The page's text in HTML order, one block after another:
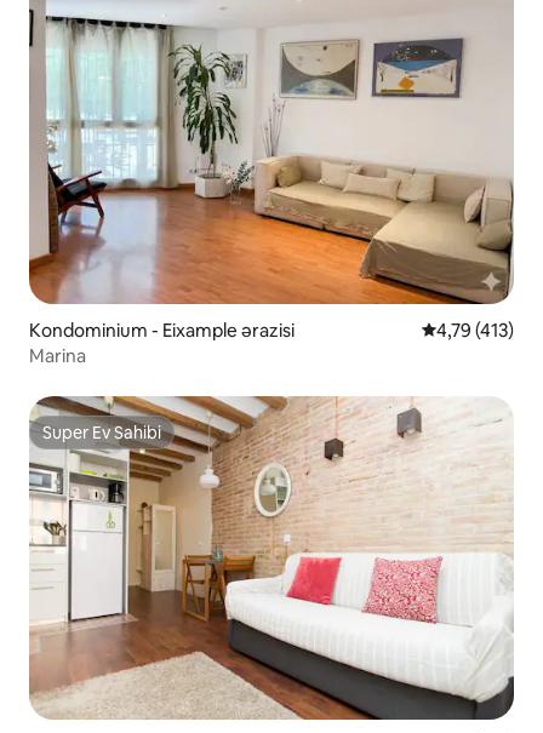
Kondominium - Eixample ərazisi Ortalama
4,79 (413)
Marina
Super Ev Sahibi
Super Ev Sahibi